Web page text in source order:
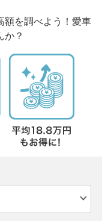
額を調べよう！愛車
か？